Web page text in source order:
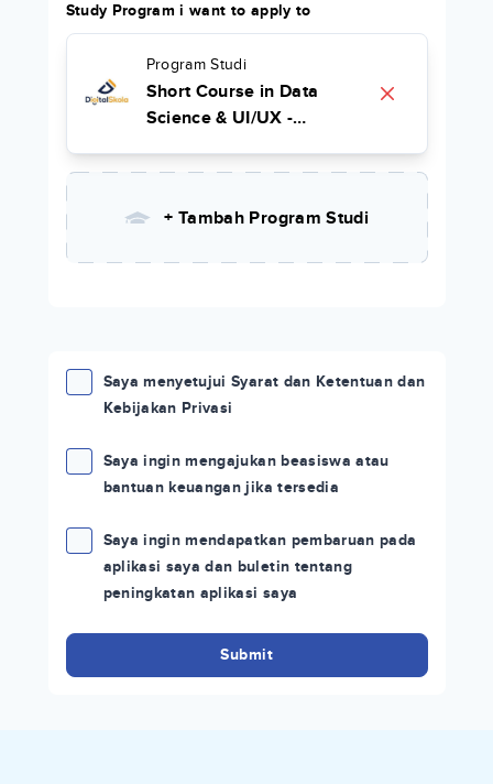
Study Program i want to apply to
Program Studi
Short Course in Data
Science & UI/UX -
+ Tambah Program Studi
Saya menyetujui Syarat dan Ketentuan dan
Kebijakan Privasi
Saya ingin mengajukan beasiswa atau
bantuan keuangan jika tersedia
Saya ingin mendapatkan pembaruan pada
aplikasi saya dan buletin tentang
peningkatan aplikasi saya
Submit